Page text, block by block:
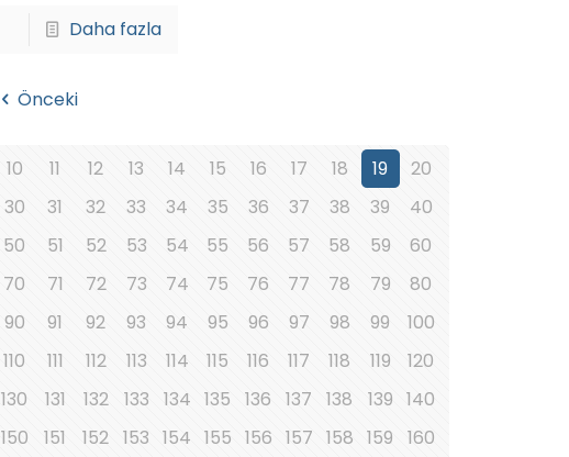
Daha fazla
Önceki
10 11 12 13 14 15 16 17 18 19
20
30 31 32 33 34 35 36 37 38 39
40
50 51 52 53 54 55 56 57 58 59
60
70 71 72 73 74 75 76 77 78 79
80
90 91 92 93 94 95 96 97 98 99
100
110 111 112 113 114 115 116 117 118 119
120
130 131 132 133 134 135 136 137 138 139 140
150 151 152 153 154 155 156 157 158 159
160